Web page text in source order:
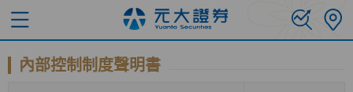
內部控制制度聲明書